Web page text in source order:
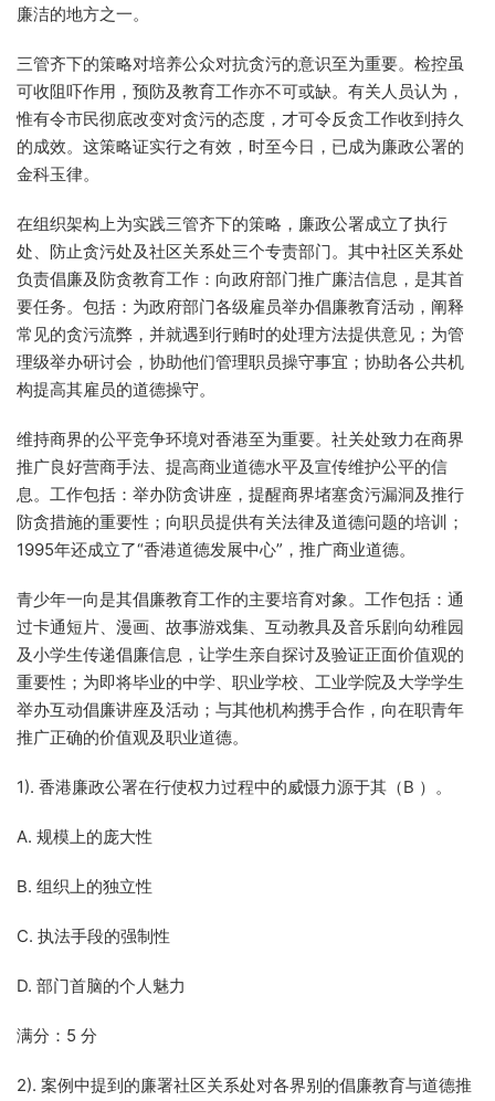
廉洁的地方之一。
三管齐下的策略对培养公众对抗贪污的意识至为重要。检控虽
可收阻吓作用，预防及教育工作亦不可或缺。有关人员认为，
惟有令市民彻底改变对贪污的态度，才可令反贪工作收到持久
的成效。这策略证实行之有效，时至今日，已成为廉政公署的
金科玉律。
在组织架构上为实践三管齐下的策略，廉政公署成立了执行
处、防止贪污处及社区关系处三个专责部门。其中社区关系处
负责倡廉及防贪教育工作：向政府部门推广廉洁信息，是其首
要任务。包括：为政府部门各级雇员举办倡廉教育活动，阐释
常见的贪污流弊，并就遇到行贿时的处理方法提供意见；为管
理级举办研讨会，协助他们管理职员操守事宜；协助各公共机
构提高其雇员的道德操守。
维持商界的公平竞争环境对香港至为重要。社关处致力在商界
推广良好营商手法、提高商业道德水平及宣传维护公平的信
息。工作包括：举办防贪讲座，提醒商界堵塞贪污漏洞及推行
防贪措施的重要性；向职员提供有关法律及道德问题的培训；
1995年还成立了“香港道德发展中心”，推广商业道德。
青少年一向是其倡廉教育工作的主要培育对象。工作包括：通
过卡通短片、漫画、故事游戏集、互动教具及音乐剧向幼稚园
及小学生传递倡廉信息，让学生亲自探讨及验证正面价值观的
重要性；为即将毕业的中学、职业学校、工业学院及大学学生
举办互动倡廉讲座及活动；与其他机构携手合作，向在职青年
推广正确的价值观及职业道德。
1). 香港廉政公署在行使权力过程中的威慑力源于其（B ）。
A. 规模上的庞大性
B. 组织上的独立性
C. 执法手段的强制性
D. 部门首脑的个人魅力
满分：5 分
2). 案例中提到的廉署社区关系处对各界别的倡廉教育与道德推